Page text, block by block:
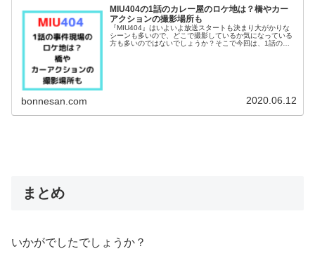
MIU404の1話のカレー屋のロケ地は？橋やカー
アクションの撮影場所も
『MIU404』はいよいよ放送スタートも決まり大がかりな
シーンも多いので、どこで撮影しているか気になっている
方も多いのではないでしょうか？そこで今回は、1話の路
bonnesan.com 2020.06.12
まとめ
いかがでしたでしょうか？